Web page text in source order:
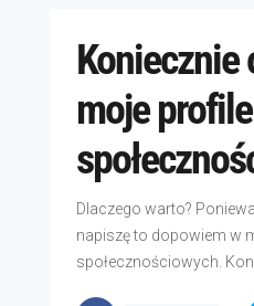
Koniecznie
moje profile
Dlaczego warto?
napiszę to dopowiem w
społecznościowych.